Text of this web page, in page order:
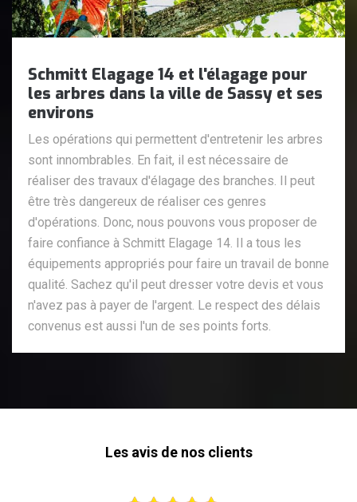
Schmitt Elagage 14 et l'élagage pour
les arbres dans la ville de Sassy et ses
environs
Les opérations qui permettent d'entretenir les arbres
sont innombrables. En fait, il est nécessaire de
réaliser des travaux d'élagage des branches. Il peut
être très dangereux de réaliser ces genres
d'opérations. Donc, nous pouvons vous proposer de
faire confiance à Schmitt Elagage 14. Il a tous les
équipements appropriés pour faire un travail de bonne
qualité. Sachez qu'il peut dresser votre devis et vous
n'avez pas à payer de l'argent. Le respect des délais
convenus est aussi l'un de ses points forts.
Les avis de nos clients